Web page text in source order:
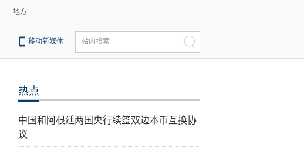
地方
移动新媒体 站内搜索
热点
中国和阿根廷两国央行续签双边本币互换协
议